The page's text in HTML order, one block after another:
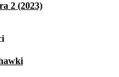
2 (2023)